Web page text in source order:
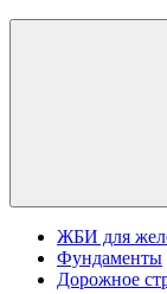
ЖБИ для
Фундаменты
Дорожное